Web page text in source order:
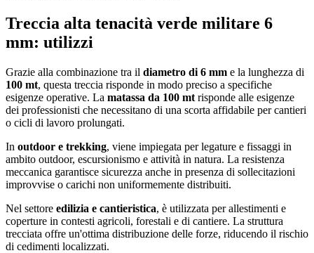
Treccia alta tenacità verde militare 6
mm: utilizzi
Grazie alla combinazione tra il diametro di 6 mm e la lunghezza di
100 mt, questa treccia risponde in modo preciso a specifiche
esigenze operative. La matassa da 100 mt risponde alle esigenze
dei professionisti che necessitano di una scorta affidabile per cantieri
o cicli di lavoro prolungati.
In outdoor e trekking, viene impiegata per legature e fissaggi in
ambito outdoor, escursionismo e attività in natura. La resistenza
meccanica garantisce sicurezza anche in presenza di sollecitazioni
improvvise o carichi non uniformemente distribuiti.
Nel settore edilizia e cantieristica, è utilizzata per allestimenti e
coperture in contesti agricoli, forestali e di cantiere. La struttura
trecciata offre un'ottima distribuzione delle forze, riducendo il rischio
di cedimenti localizzati.